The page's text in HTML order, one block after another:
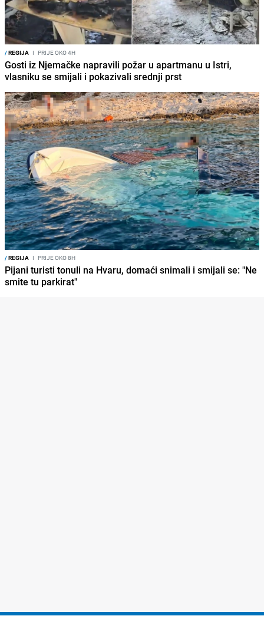
/REGIJA I PRIJE OKO 4H
Gosti iz Njemačke napravili požar u apartmanu u Istri,
vlasniku se smijali i pokazivali srednji prst
/REGIJA I PRIJE OKO 8H
Pijani turisti tonuli na Hvaru, domaći snimali i smijali se: "Ne
smite tu parkirat"